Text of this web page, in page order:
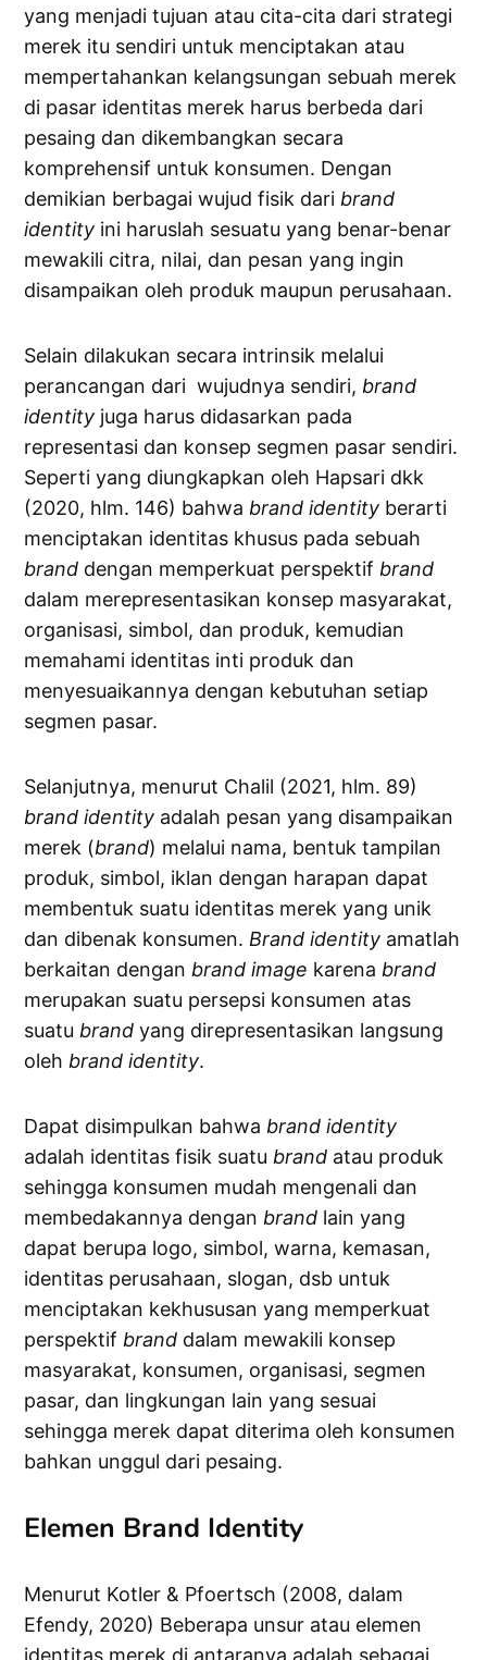
yang menjadi tujuan atau cita-cita dari strategi
merek itu sendiri untuk menciptakan atau
mempertahankan kelangsungan sebuah merek
di pasar identitas merek harus berbeda dari
pesaing dan dikembangkan secara
komprehensif untuk konsumen. Dengan
demikian berbagai wujud fisik dari brand
identity ini haruslah sesuatu yang benar-benar
mewakili citra, nilai, dan pesan yang ingin
disampaikan oleh produk maupun perusahaan.
Selain dilakukan secara intrinsik melalui
perancangan dari wujudnya sendiri, brand
identity juga harus didasarkan pada
representasi dan konsep segmen pasar sendiri.
Seperti yang diungkapkan oleh Hapsari dkk
(2020, hlm. 146) bahwa brand identity berarti
menciptakan identitas khusus pada sebuah
brand dengan memperkuat perspektif brand
dalam merepresentasikan konsep masyarakat,
organisasi, simbol, dan produk, kemudian
memahami identitas inti produk dan
menyesuaikannya dengan kebutuhan setiap
segmen pasar.
Selanjutnya, menurut Chalil (2021, hlm. 89)
brand identity adalah pesan yang disampaikan
merek (brand) melalui nama, bentuk tampilan
produk, simbol, iklan dengan harapan dapat
membentuk suatu identitas merek yang unik
dan dibenak konsumen. Brand identity amatlah
berkaitan dengan brand image karena brand
merupakan suatu persepsi konsumen atas
suatu brandyang direpresentasikan langsung
oleh brand identity.
Dapat disimpulkan bahwa brand identity
adalah identitas fisik suatu brand atau produk
sehingga konsumen mudah mengenali dan
membedakannya dengan brand lain yang
dapat berupa logo, simbol, warna, kemasan,
identitas perusahaan, slogan, dsb untuk
menciptakan kekhususan yang memperkuat
perspektif brand dalam mewakili konsep
masyarakat, konsumen, organisasi, segmen
pasar, dan lingkungan lain yang sesuai
sehingga merek dapat diterima oleh konsumen
bahkan unggul dari pesaing.
Elemen Brand Identity
Menurut Kotler & Pfoertsch (2008, dalam
Efendy, 2020) Beberapa unsur atau elemen
identitas merek di antaranya adalah sebagai